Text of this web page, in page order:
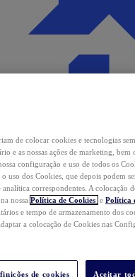
de colocar cookies e tecnologias
e as nossas ações de marketing,
configuração e uso de todos os
uso dos Cookies, que depois podem
correspondentes. A colocação
nossa Política de Cookies e Política
e tempo de armazenamento dos
a colocação de Cookies nas
de cookies Aceitar